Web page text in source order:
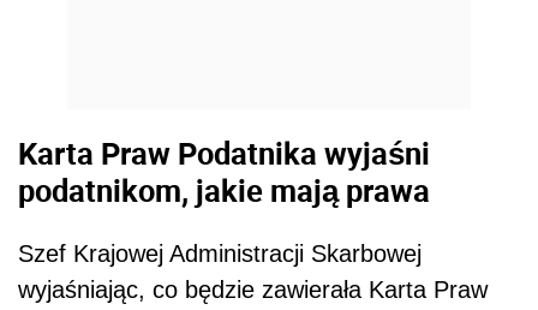
Karta Praw Podatnika wyjaśni
podatnikom, jakie mają prawa
Szef Krajowej Administracji Skarbowej
wyjaśniając, co będzie zawierała Karta Praw